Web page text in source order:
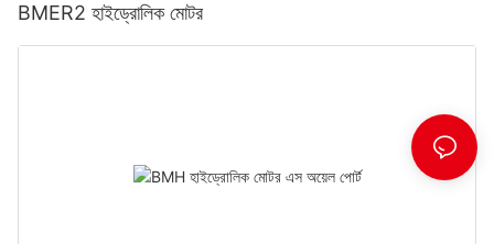
BMER2 হাইড্রোলিক মোটর